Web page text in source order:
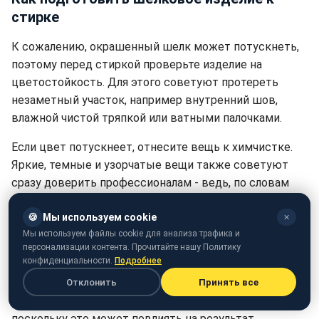
стирке
К сожалению, окрашенный шелк может потускнеть,
поэтому перед стиркой проверьте изделие на
цветостойкость. Для этого советуют протереть
незаметный участок, например внутренний шов,
влажной чистой тряпкой или ватными палочками.
Если цвет потускнеет, отнесите вещь к химчистке.
Яркие, темные и узорчатые вещи также советуют
сразу доверить профессионалам - ведь, по словам
специалистов по текстилю, эти вещи, скорее всего,
непременно немного потускнеют при домашней
стирке по сравнению с химчисткой.
Если вы отдаете свои шелковые изделия
профессионалам, следует всегда указывать на пятна
🍪 Мы используем cookie ✕
Мы используем файлы cookie для анализа трафика и
персонализации контента. Прочитайте нашу Политику
конфиденциальности. Подробнее
Отклонить Принять все